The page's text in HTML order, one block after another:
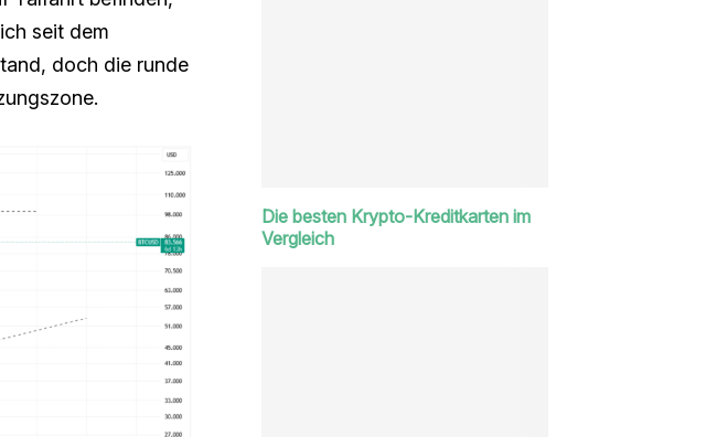
seit dem
doch die runde
Die besten Krypto-Kreditkarten im
Vergleich